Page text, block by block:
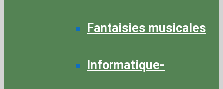
Fantaisies musicales
Informatique-